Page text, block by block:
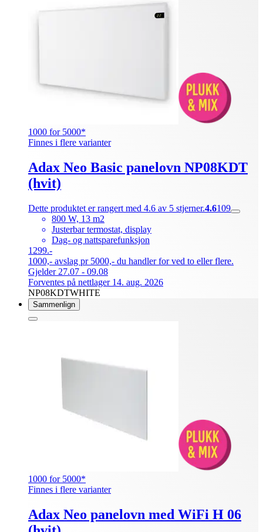
1000 for 5000*
Finnes i flere varianter
Adax Neo Basic panelovn NP08KDT
(hvit)
Dette produktet er rangert med 4.6 av 5 stjerner.4.6109
800 W, 13 m2
Justerbar termostat, display
Dag- og nattsparefunksjon
1299.-
1000,- avslag pr 5000,- du handler for ved to eller flere.
Gjelder 27.07 - 09.08
Forventes på nettlager 14. aug. 2026
NP08KDTWHITE
Sammenlign
1000 for 5000*
Finnes i flere varianter
Adax Neo panelovn med WiFi H 06